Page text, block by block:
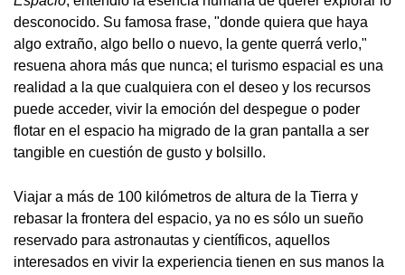
desconocido. Su famosa frase, "donde quiera que haya
algo extraño, algo bello o nuevo, la gente querrá verlo,"
resuena ahora más que nunca; el turismo espacial es una
realidad a la que cualquiera con el deseo y los recursos
puede acceder, vivir la emoción del despegue o poder
flotar en el espacio ha migrado de la gran pantalla a ser
tangible en cuestión de gusto y bolsillo.
Viajar a más de 100 kilómetros de altura de la Tierra y
rebasar la frontera del espacio, ya no es sólo un sueño
reservado para astronautas y científicos, aquellos
interesados en vivir la experiencia tienen en sus manos la